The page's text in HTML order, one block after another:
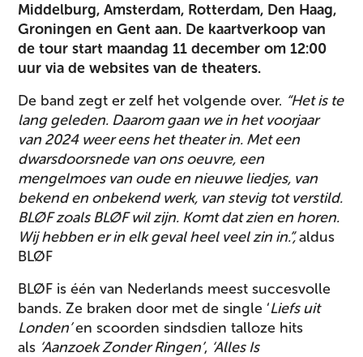
Middelburg, Amsterdam, Rotterdam, Den Haag,
Groningen en Gent aan. De kaartverkoop van
de tour start maandag 11 december om 12:00
uur via de websites van de theaters.
De band zegt er zelf het volgende over. “Het is te
lang geleden. Daarom gaan we in het voorjaar
van 2024 weer eens het theater in. Met een
dwarsdoorsnede van ons oeuvre, een
mengelmoes van oude en nieuwe liedjes, van
bekend en onbekend werk, van stevig tot verstild.
BLØF zoals BLØF wil zijn. Komt dat zien en horen.
Wij hebben er in elk geval heel veel zin in.”,aldus
BLØF
BLØF is één van Nederlands meest succesvolle
bands. Ze braken door met de single ‘Liefs uit
Londen’en scoorden sindsdien talloze hits
als ‘Aanzoek Zonder Ringen’, ‘Alles Is